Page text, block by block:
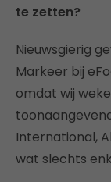
te zetten?
Nieuwsgierig
Markeer bij
omdat wij
International,
wat slechts